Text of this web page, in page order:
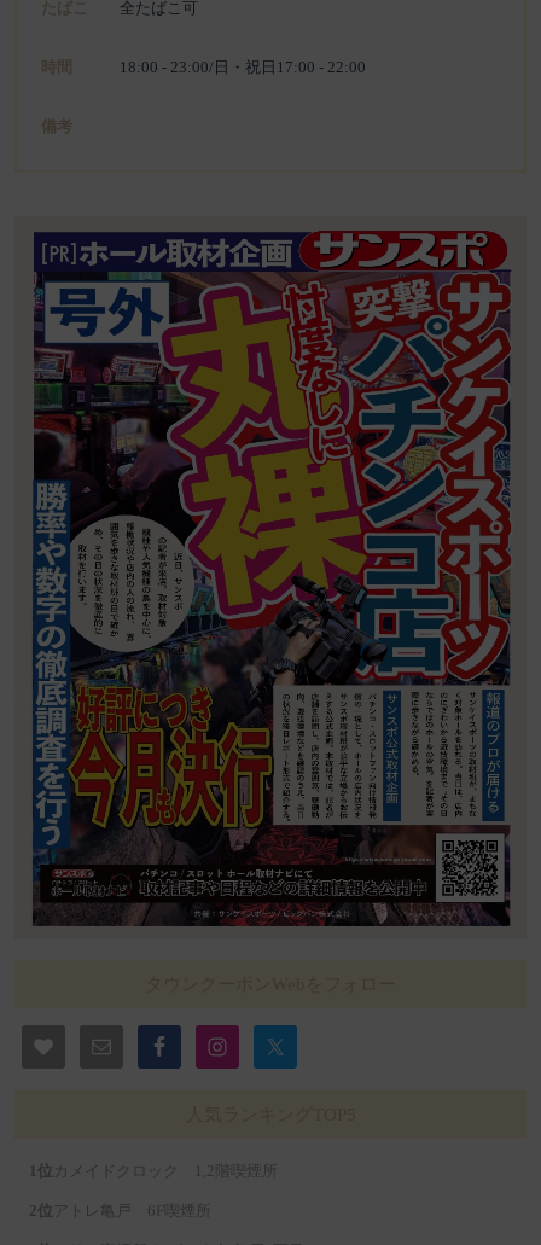
たばこ 全たばこ可
時間 18:00 - 23:00/日・祝日17:00 - 22:00
備考
カメイドクロック 1,2階喫煙所
アトレ亀戸 6F喫煙所